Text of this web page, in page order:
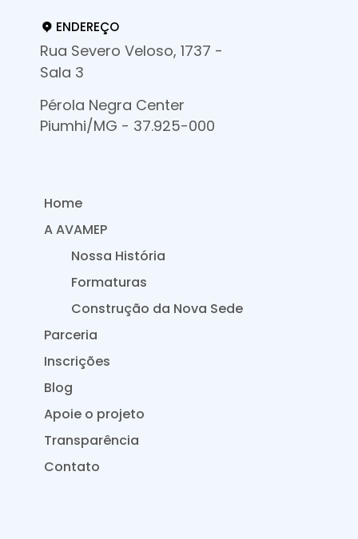
ENDEREÇO
Rua Severo Veloso, 1737 -
Sala 3
Pérola Negra Center
Piumhi/MG - 37.925-000
Home
A AVAMEP
Nossa História
Formaturas
Construção da Nova Sede
Parceria
Inscrições
Blog
Apoie o projeto
Transparência
Contato